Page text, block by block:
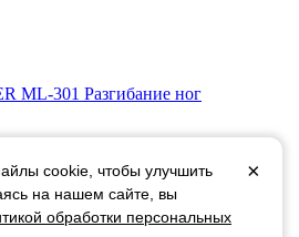
ML-301 Разгибание ног
×
cookie, чтобы улучшить
на нашем сайте, вы
обработки персональных